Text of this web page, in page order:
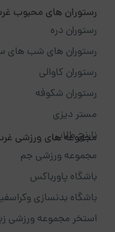
رستوران های محبوب
رستوران دره
رستوران های شب های
رستوران کاوالی
رستوران شکوفه
مستر دیزی
نارنج طلایی
مجموعه های ورزشی
مجموعه ورزشی جم
باشگاه پاورباکس
باشگاه بدنسازی
استخر مجموعه ورزشی